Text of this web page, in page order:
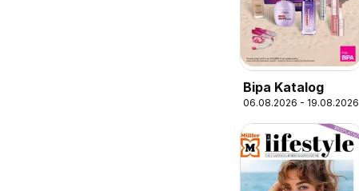
Bipa Katalog
06.08.2026 - 19.08.2026